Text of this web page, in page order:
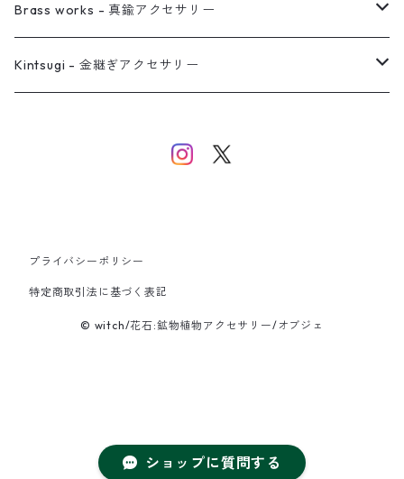
ショップに質問する
イヤーカフ
バングル
ネックレス
イヤーカフ
リング
ネックレス
ピアス
ネックレス
Brass works - 真鍮アクセサリー
リング
バングル
Kintsugi - 金継ぎアクセサリー
プライバシーポリシー
特定商取引法に基づく表記
© witch/花石:鉱物植物アクセサリー/オブジェ